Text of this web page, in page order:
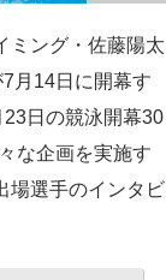
ミング・佐藤陽太
月14日に開幕す
日の競泳開幕30
な企画を実施す
場選手のインタビ